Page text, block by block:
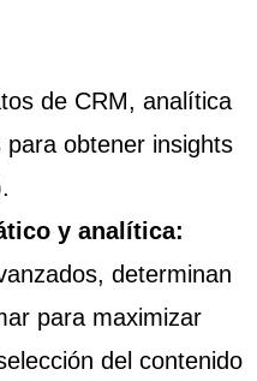
de CRM, analítica
obtener insights
y analítica:
determinan
para maximizar
del contenido